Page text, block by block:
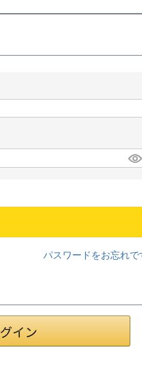
パスワードをお忘れで